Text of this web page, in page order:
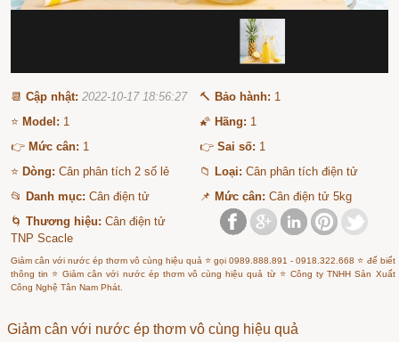
📆Cập nhật: 2022-10-17 18:56:27 🔨 Bảo hành: 1
⭐ Model: 1 🌠 Hãng: 1
👉 Mức cân: 1 👉Sai số: 1
⭐ Dòng: Cân phân tích 2 số lẻ 📁 Loại: Cân phân tích điện tử
📂 Danh mục: Cân điện tử 📌 Mức cân: Cân điện tử 5kg
🌀Thương hiệu: Cân điện tử
TNP Scacle
Giảm cân với nước ép thơm vô cùng hiệu quả ⭐ gọi 0989.888.891 - 0918.322.668 ⭐ để biết
thông tin ⭐ Giảm cân với nước ép thơm vô cùng hiệu quả từ ⭐ Công ty TNHH Sản Xuất
Công Nghệ Tân Nam Phát.
Giảm cân với nước ép thơm vô cùng hiệu quả